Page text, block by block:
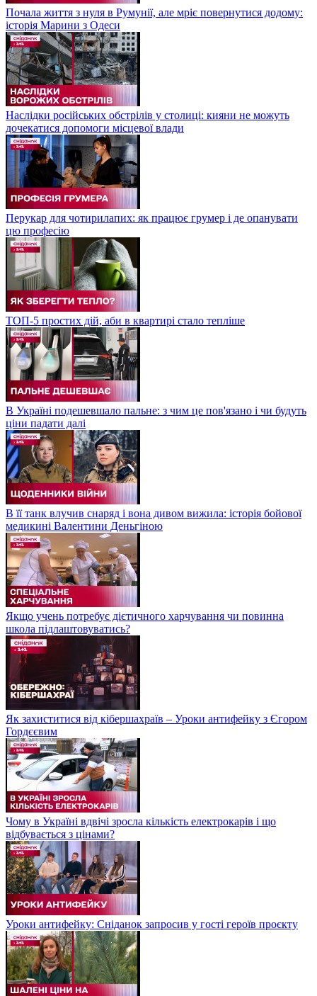
Почала життя з нуля в Румунії, але мріє повернутися додому:
історія Марини з Одеси
Наслідки російських обстрілів у столиці: кияни не можуть
дочекатися допомоги місцевої влади
Перукар для чотирилапих: як працює грумер і де опанувати
цю професію
ТОП-5 простих дій, аби в квартирі стало тепліше
В Україні подешевшало пальне: з чим це пов'язано і чи будуть
ціни падати далі
В її танк влучив снаряд і вона дивом вижила: історія бойової
медикині Валентини Деньгіною
Якщо учень потребує дієтичного харчування чи повинна
школа підлаштовуватись?
Як захиститися від кібершахраїв – Уроки антифейку з Єгором
Гордєєвим
Чому в Україні вдвічі зросла кількість електрокарів і що
відбувається з цінами?
Уроки антифейку: Сніданок запросив у гості героїв проєкту